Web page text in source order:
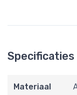
Specificaties
Materiaal